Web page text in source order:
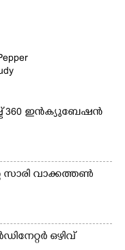
360 ഇൻക്യുബേഷൻ
സാരി വാക്കത്തൺ
ഒഴിവ്